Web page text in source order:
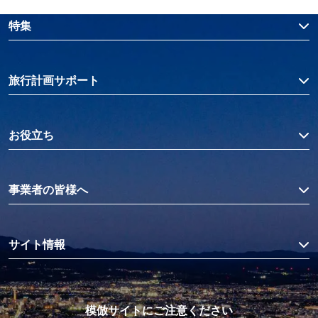
特集
旅行計画サポート
お役立ち
事業者の皆様へ
サイト情報
模倣サイトにご注意ください